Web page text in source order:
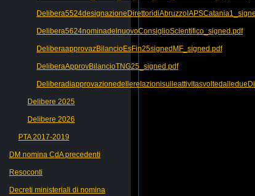
Delibera5624nominadelnuovoConsiglioScientifico_signed.pdf
DeliberaapprovazBilancioEsFin25signedMF_signed.pdf
DeliberaApprovBilancioTNG25_signed.pdf
Delibere 2025
Delibere 2026
PTA 2017-2019
DM nomina CdA precedenti
Resoconti
Decreti ministeriali di nomina